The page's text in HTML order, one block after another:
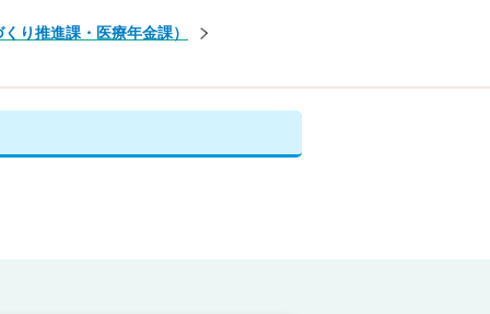
り推進課・医療年金課）